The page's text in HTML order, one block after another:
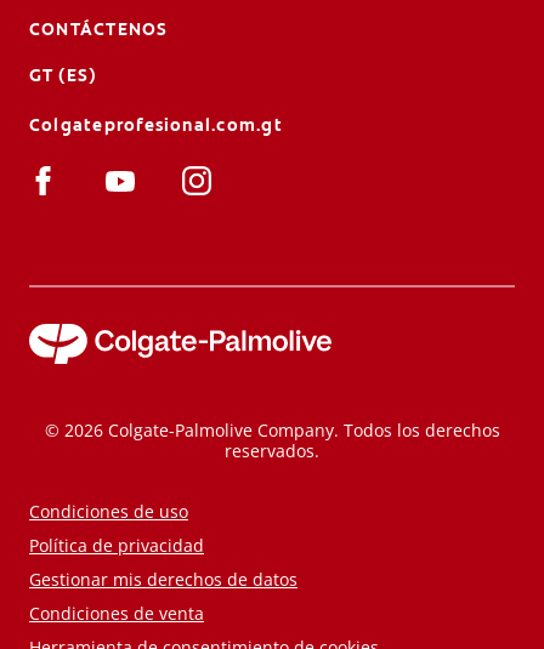
CONTÁCTENOS
GT (ES)
Colgateprofesional.com.gt
© 2026 Colgate-Palmolive Company. Todos los derechos
reservados.
Condiciones de uso
Política de privacidad
Gestionar mis derechos de datos
Condiciones de venta